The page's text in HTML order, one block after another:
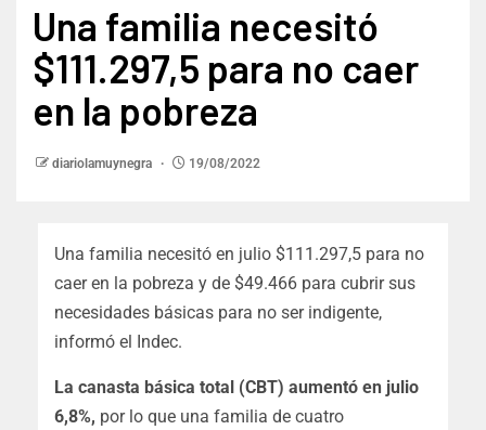
Una familia necesitó
$111.297,5 para no caer
en la pobreza
diariolamuynegra 19/08/2022
Una familia necesitó en julio $111.297,5 para no
caer en la pobreza y de $49.466 para cubrir sus
necesidades básicas para no ser indigente,
informó el Indec.
La canasta básica total (CBT) aumentó en julio
6,8%, por lo que una familia de cuatro